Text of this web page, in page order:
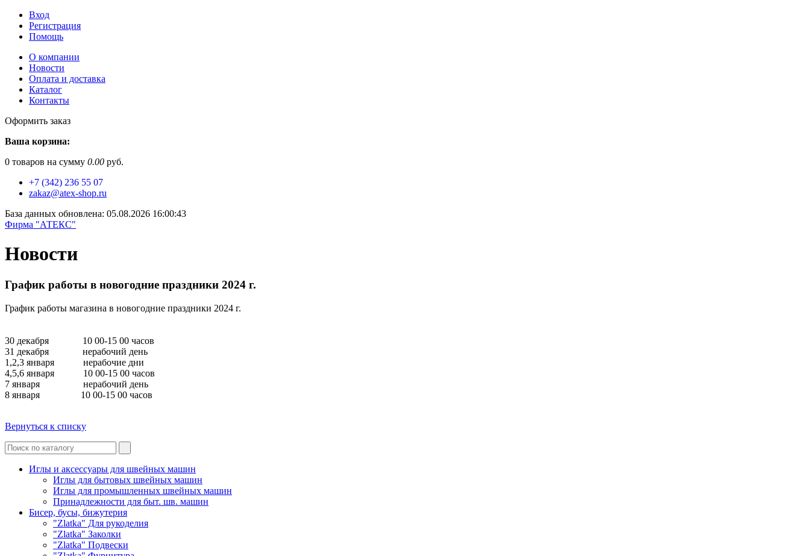
Вход
Регистрация
Помощь
О компании
Новости
Оплата и доставка
Каталог
Контакты
Оформить заказ
Ваша корзина:
0 товаров на сумму 0.00 руб.
+7 (342) 236 55 07
zakaz@atex-shop.ru
База данных обновлена: 05.08.2026 16:00:43
Фирма "АТЕКС"
Новости
График работы в новогодние праздники 2024 г.
График работы магазина в новогодние праздники 2024 г.
30 декабря 10 00-15 00 часов
31 декабря нерабочий день
1,2,3 января нерабочие дни
4,5,6 января 10 00-15 00 часов
7 января нерабочий день
8 января 10 00-15 00 часов
Вернуться к списку
Иглы и аксессуары для швейных машин
Иглы для бытовых швейных машин
Иглы для промышленных швейных машин
Принадлежности для быт. шв. машин
Бисер, бусы, бижутерия
"Zlatka" Для рукоделия
"Zlatka" Заколки
"Zlatka" Подвески